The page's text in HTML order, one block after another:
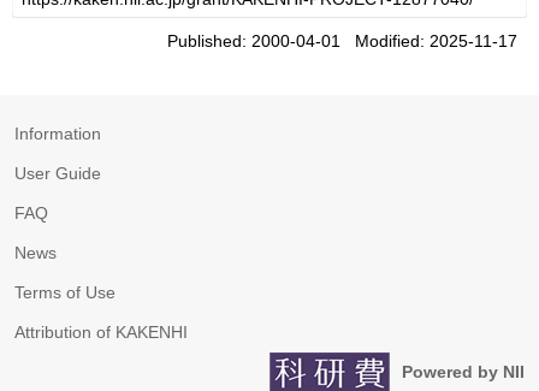
Published: 2000-04-01 Modified: 2025-11-17
Information
User Guide
FAQ
News
Terms of Use
Attribution of KAKENHI
Powered by NII